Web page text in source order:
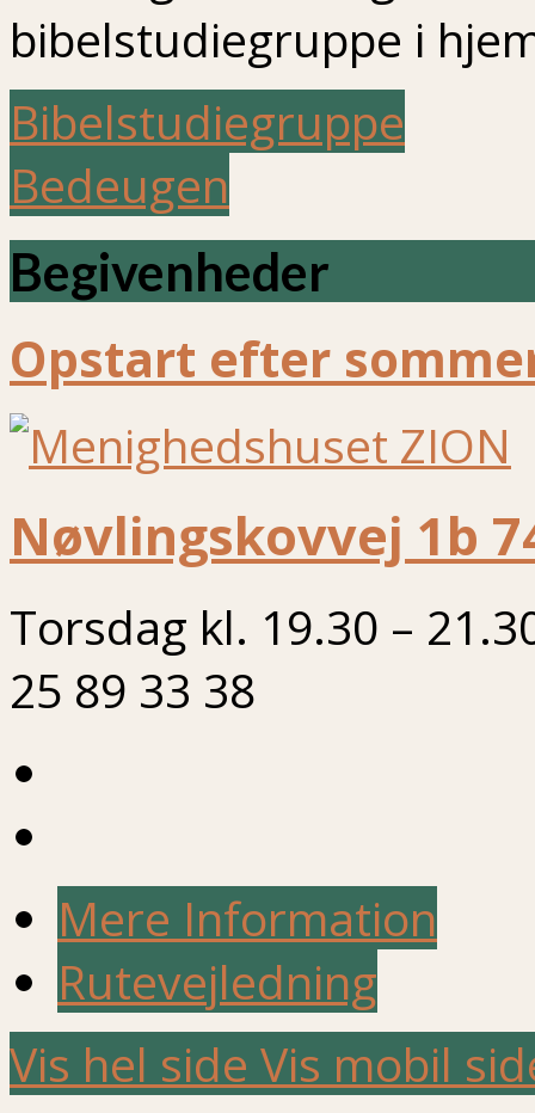
bibelstudiegruppe i
Bibelstudiegruppe
Bedeugen
Begivenheder
Opstart efter
Nøvlingskovvej 1b
Torsdag kl. 19.30 –
25 89 33 38
Mere Information
Rutevejledning
Vis hel side Vis mobil